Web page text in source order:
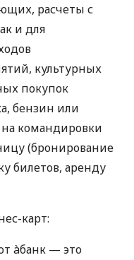
расчеты с
и для
культурных
покупок
бензин или
на командировки
(бронирование
билетов, аренду
карт:
àбанк — это